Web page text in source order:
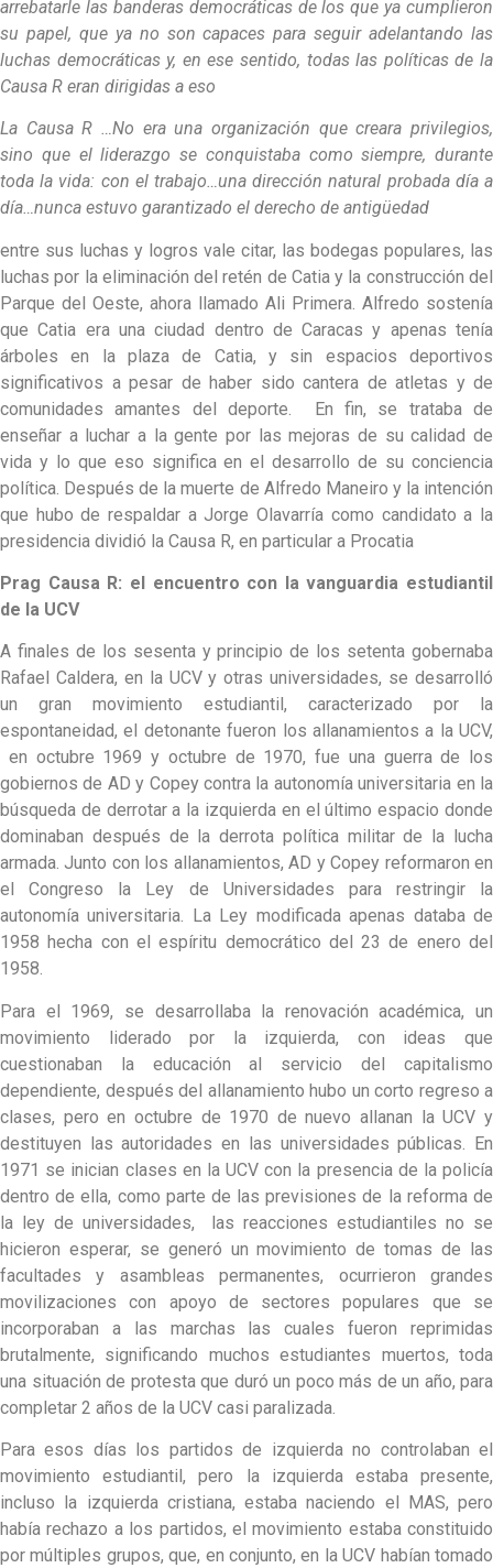
arrebatarle las banderas democráticas de los que ya cumplieron
su papel, que ya no son capaces para seguir adelantando las
luchas democráticas y, en ese sentido, todas las políticas de la
Causa R eran dirigidas a eso
La Causa R …No era una organización que creara privilegios,
sino que el liderazgo se conquistaba como siempre, durante
toda la vida: con el trabajo…una dirección natural probada día a
día…nunca estuvo garantizado el derecho de antigüedad
entre sus luchas y logros vale citar, las bodegas populares, las
luchas por la eliminación del retén de Catia y la construcción del
Parque del Oeste, ahora llamado Ali Primera. Alfredo sostenía
que Catia era una ciudad dentro de Caracas y apenas tenía
árboles en la plaza de Catia, y sin espacios deportivos
significativos a pesar de haber sido cantera de atletas y de
comunidades amantes del deporte. En fin, se trataba de
enseñar a luchar a la gente por las mejoras de su calidad de
vida y lo que eso significa en el desarrollo de su conciencia
política. Después de la muerte de Alfredo Maneiro y la intención
que hubo de respaldar a Jorge Olavarría como candidato a la
presidencia dividió la Causa R, en particular a Procatia
Prag Causa R: el encuentro con la vanguardia estudiantil
de la UCV
A finales de los sesenta y principio de los setenta gobernaba
Rafael Caldera, en la UCV y otras universidades, se desarrolló
un gran movimiento estudiantil, caracterizado por la
espontaneidad, el detonante fueron los allanamientos a la UCV,
en octubre 1969 y octubre de 1970, fue una guerra de los
gobiernos de AD y Copey contra la autonomía universitaria en la
búsqueda de derrotar a la izquierda en el último espacio donde
dominaban después de la derrota política militar de la lucha
armada. Junto con los allanamientos, AD y Copey reformaron en
el Congreso la Ley de Universidades para restringir la
autonomía universitaria. La Ley modificada apenas databa de
1958 hecha con el espíritu democrático del 23 de enero del
1958.
Para el 1969, se desarrollaba la renovación académica, un
movimiento liderado por la izquierda, con ideas que
cuestionaban la educación al servicio del capitalismo
dependiente, después del allanamiento hubo un corto regreso a
clases, pero en octubre de 1970 de nuevo allanan la UCV y
destituyen las autoridades en las universidades públicas. En
1971 se inician clases en la UCV con la presencia de la policía
dentro de ella, como parte de las previsiones de la reforma de
la ley de universidades, las reacciones estudiantiles no se
hicieron esperar, se generó un movimiento de tomas de las
facultades y asambleas permanentes, ocurrieron grandes
movilizaciones con apoyo de sectores populares que se
incorporaban a las marchas las cuales fueron reprimidas
brutalmente, significando muchos estudiantes muertos, toda
una situación de protesta que duró un poco más de un año, para
completar 2 años de la UCV casi paralizada.
Para esos días los partidos de izquierda no controlaban el
movimiento estudiantil, pero la izquierda estaba presente,
incluso la izquierda cristiana, estaba naciendo el MAS, pero
había rechazo a los partidos, el movimiento estaba constituido
por múltiples grupos, que, en conjunto, en la UCV habían tomado